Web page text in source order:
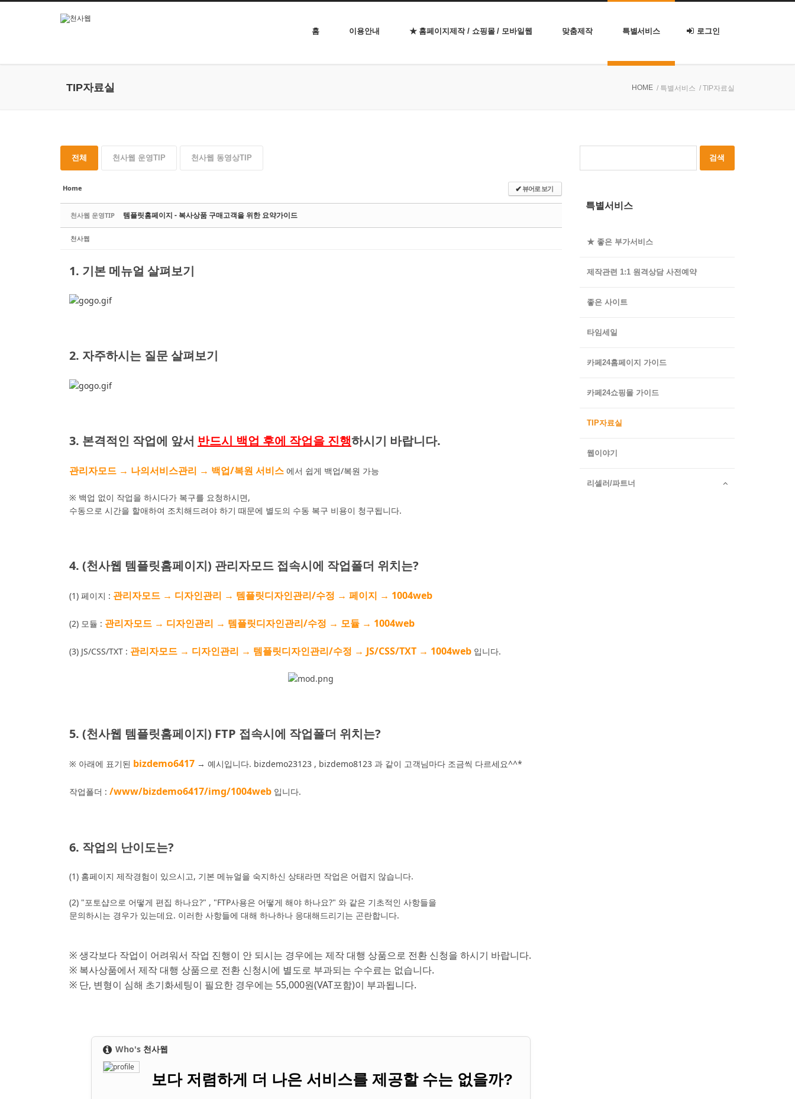
홈 이용안내 ★ 홈페이지제작 / 쇼핑몰 / 모바일웹 맞춤제작 특별서비스 로그인
TIP자료실 HOME / 특별서비스 / TIP자료실
전체 천사웹 운영TIP 천사웹 동영상TIP
Home ✔뷰어로 보기
천사웹 운영TIP 템플릿홈페이지 - 복사상품 구매고객을 위한 요약가이드
천사웹
1. 기본 메뉴얼 살펴보기
2. 자주하시는 질문 살펴보기
3. 본격적인 작업에 앞서 반드시 백업 후에 작업을 진행하시기 바랍니다.
관리자모드 → 나의서비스관리 → 백업/복원 서비스 에서 쉽게 백업/복원 가능
※ 백업 없이 작업을 하시다가 복구를 요청하시면,
수동으로 시간을 할애하여 조치해드려야 하기 때문에 별도의 수동 복구 비용이 청구됩니다.
4. (천사웹 템플릿홈페이지) 관리자모드 접속시에 작업폴더 위치는?
(1) 페이지 : 관리자모드 → 디자인관리 → 템플릿디자인관리/수정 → 페이지 → 1004web
(2) 모듈 : 관리자모드 → 디자인관리 → 템플릿디자인관리/수정 → 모듈 → 1004web
(3) JS/CSS/TXT : 관리자모드 → 디자인관리 → 템플릿디자인관리/수정 → JS/CSS/TXT → 1004web 입니다.
5. (천사웹 템플릿홈페이지) FTP 접속시에 작업폴더 위치는?
※ 아래에 표기된 bizdemo6417 → 예시입니다. bizdemo23123 , bizdemo8123 과 같이 고객님마다 조금씩 다르세요^^*
작업폴더 : /www/bizdemo6417/img/1004web 입니다.
6. 작업의 난이도는?
(1) 홈페이지 제작경험이 있으시고, 기본 메뉴얼을 숙지하신 상태라면 작업은 어렵지 않습니다.
(2) "포토샵으로 어떻게 편집 하나요?" , "FTP사용은 어떻게 해야 하나요?" 와 같은 기초적인 사항들을
문의하시는 경우가 있는데요. 이러한 사항들에 대해 하나하나 응대해드리기는 곤란합니다.
※ 생각보다 작업이 어려워서 작업 진행이 안 되시는 경우에는 제작 대행 상품으로 전환 신청을 하시기 바랍니다.
※ 복사상품에서 제작 대행 상품으로 전환 신청시에 별도로 부과되는 수수료는 없습니다.
※ 단, 변형이 심해 초기화세팅이 필요한 경우에는 55,000원(VAT포함)이 부과됩니다.
Who's 천사웹
보다 저렴하게 더 나은 서비스를 제공할 수는 없을까?
특별서비스
★ 좋은 부가서비스
제작관련 1:1 원격상담 사전예약
좋은 사이트
타임세일
카페24홈페이지 가이드
카페24쇼핑몰 가이드
TIP자료실
웹이야기
리셀러/파트너